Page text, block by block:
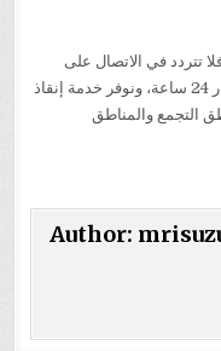
تتردد في الاتصال على
. نحن جاهزون لخدمتك على مدار 24 ساعة، ونوفر خدمة إنقاذ
التجمع والمناطق
Author: